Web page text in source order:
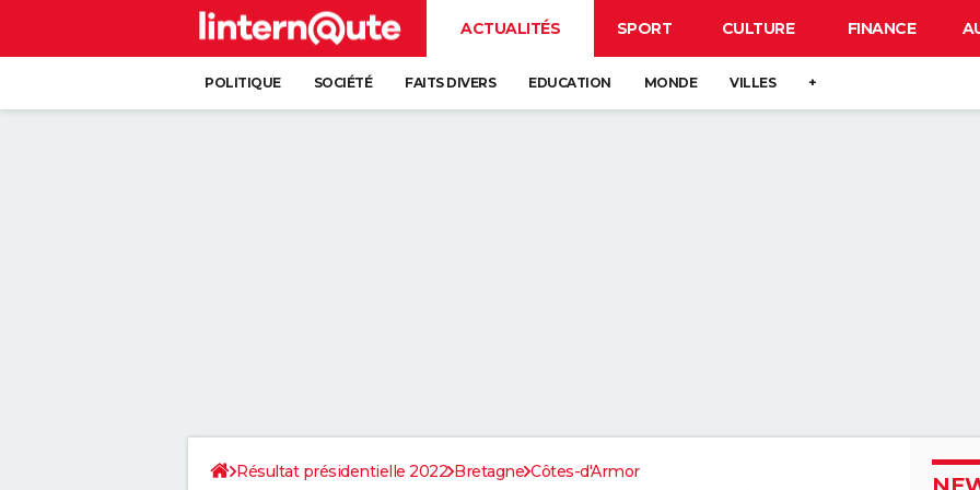
ACTUALITÉS SPORT CULTURE FINANCE
POLITIQUE SOCIÉTÉ FAITS DIVERS EDUCATION MONDE VILLES +
Résultat présidentielle 2022 Bretagne Côtes-d'Armor